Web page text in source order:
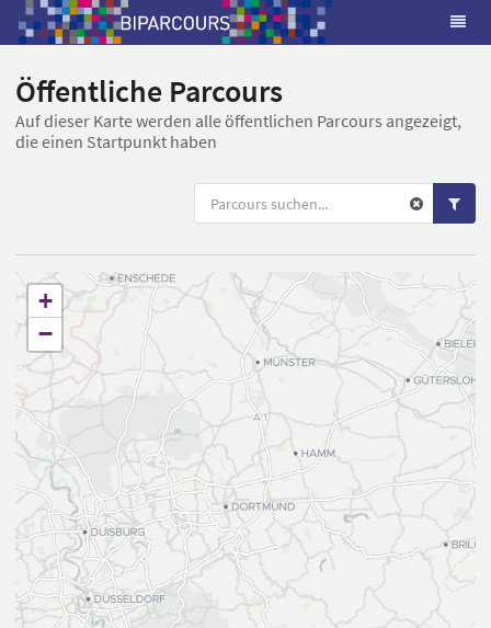
Öffentliche Parcours
Auf dieser Karte werden alle öffentlichen Parcours angezeigt,
die einen Startpunkt haben
+
−